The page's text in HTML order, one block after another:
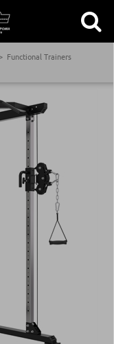
Functional Trainers